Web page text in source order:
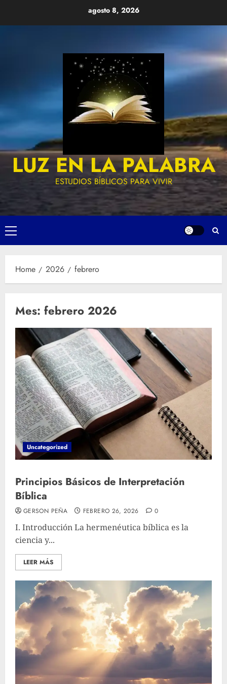
agosto 8, 2026
LUZ EN LA PALABRA
ESTUDIOS BÍBLICOS PARA VIVIR
Primary
Menu
Home 2026 febrero
Mes: febrero 2026
Uncategorized
Principios Básicos de Interpretación
Bíblica
GERSON PEÑA FEBRERO 26, 2026 0
I. Introducción La hermenéutica bíblica es la
ciencia y...
LEER MÁS